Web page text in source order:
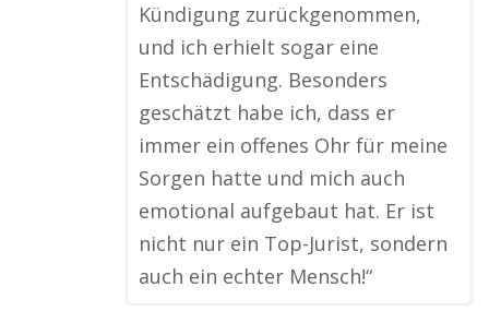
Kündigung zurückgenommen,
und ich erhielt sogar eine
Entschädigung. Besonders
geschätzt habe ich, dass er
immer ein offenes Ohr für meine
Sorgen hatte und mich auch
emotional aufgebaut hat. Er ist
nicht nur ein Top-Jurist, sondern
auch ein echter Mensch!“